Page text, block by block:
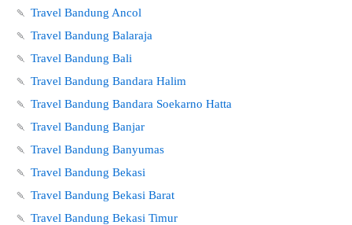
🍡 Travel Bandung Ancol
🍡 Travel Bandung Balaraja
🍡 Travel Bandung Bali
🍡 Travel Bandung Bandara Halim
🍡 Travel Bandung Bandara Soekarno Hatta
🍡 Travel Bandung Banjar
🍡 Travel Bandung Banyumas
🍡 Travel Bandung Bekasi
🍡 Travel Bandung Bekasi Barat
🍡 Travel Bandung Bekasi Timur